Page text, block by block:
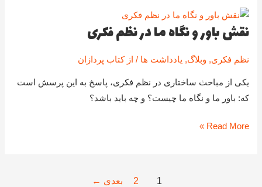
نقش باور و نگاه ما در نظم فکری
نظم فکری, وبلاگ, یادداشت ها / از کتاب پردازان
یکی از مباحث ساختاری در نظم فکری، پاسخ به این پرسش است
که: باور ما و نگاه ما چیست؟ و چه باید باشد؟
نقش
و
نگاه
ما
نظم
Read More »
1
2 بعدی ←